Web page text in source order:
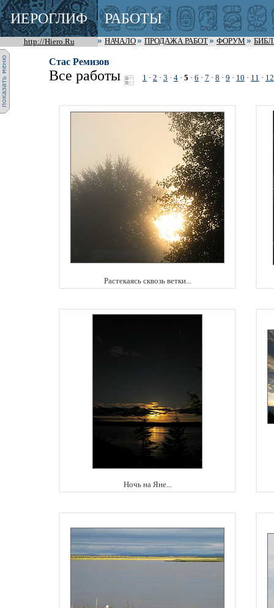
ИЕРОГЛИФ РАБОТЫ
http://Hiero.Ru НАЧАЛО ПРОДАЖА РАБОТ ФОРУМ
Стас Ремизов
Все работы 1 · 2 · 3 · 4 · 5 · 6 · 7 · 8 · 9 · 10 · 11 · 12
Растекаясь сквозь ветки...
Ночь на Яне...